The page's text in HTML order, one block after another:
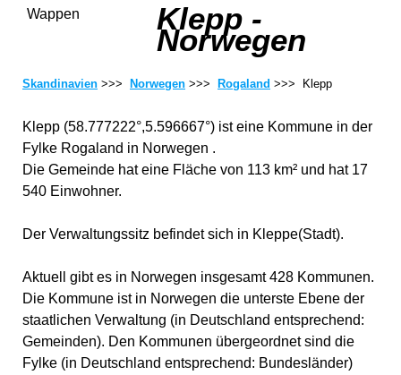
Klepp -
Norwegen
Skandinavien >>> Norwegen >>> Rogaland >>> Klepp
Klepp (58.777222°,5.596667°) ist eine Kommune in der
Fylke Rogaland in Norwegen .
Die Gemeinde hat eine Fläche von 113 km² und hat 17
540 Einwohner.
Der Verwaltungssitz befindet sich in Kleppe(Stadt).
Aktuell gibt es in Norwegen insgesamt 428 Kommunen.
Die Kommune ist in Norwegen die unterste Ebene der
staatlichen Verwaltung (in Deutschland entsprechend:
Gemeinden). Den Kommunen übergeordnet sind die
Fylke (in Deutschland entsprechend: Bundesländer)